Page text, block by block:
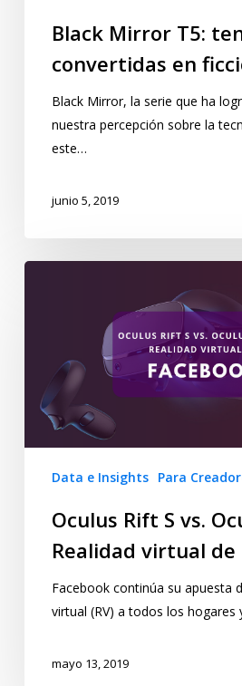
Black Mirror T5:
convertidas en
Black Mirror, la serie que ha
nuestra percepción sobre la
este…
junio 5, 2019
Data e Insights Para
Oculus Rift S vs.
Realidad virtual de
Facebook continúa su apuesta
virtual (RV) a todos los hogares
mayo 13, 2019